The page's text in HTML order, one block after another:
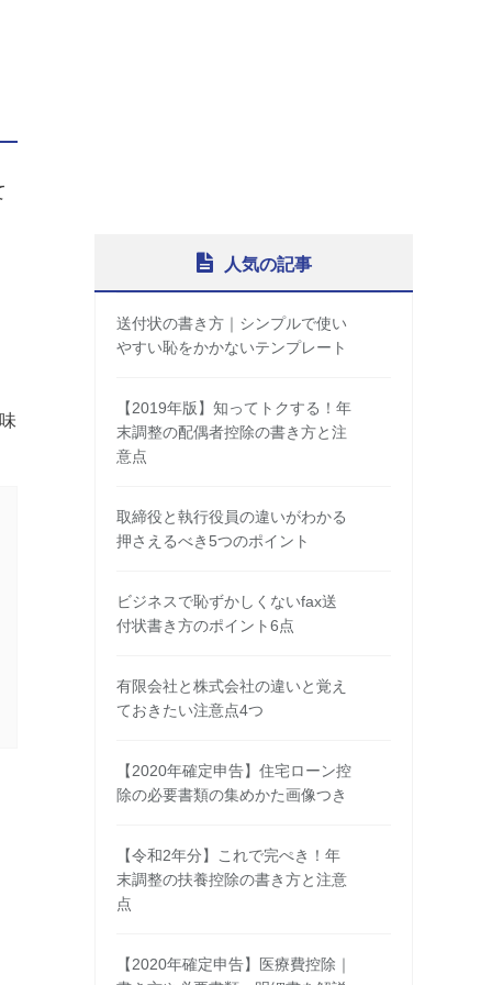
人気の記事
送付状の書き方｜シンプルで使い
やすい恥をかかないテンプレート
【2019年版】知ってトクする！年
末調整の配偶者控除の書き方と注
意点
取締役と執行役員の違いがわかる
押さえるべき5つのポイント
ビジネスで恥ずかしくないfax送
付状書き方のポイント6点
有限会社と株式会社の違いと覚え
ておきたい注意点4つ
【2020年確定申告】住宅ローン控
除の必要書類の集めかた画像つき
【令和2年分】これで完ぺき！年
末調整の扶養控除の書き方と注意
点
【2020年確定申告】医療費控除｜